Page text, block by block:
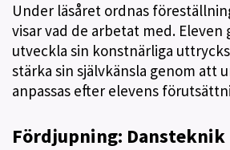
Under läsåret ordnas
visar vad de arbetat med.
utveckla sin konstnärliga
stärka sin självkänsla genom att
anpassas efter elevens
Fördjupning: Dansteknik